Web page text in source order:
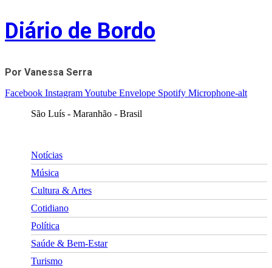
Skip
to
content
Diário de Bordo
Por Vanessa Serra
Facebook InstagramYoutube Envelope Spotify Microphone-alt
São Luís - Maranhão - Brasil
Notícias
Música
Cultura & Artes
Cotidiano
Política
Saúde & Bem-Estar
Turismo